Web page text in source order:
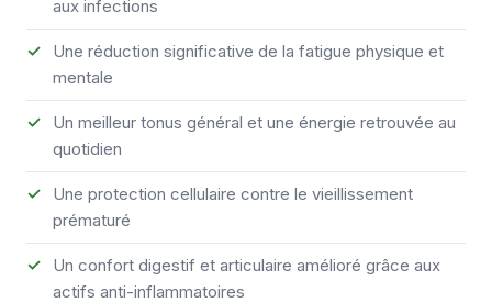
aux infections
Une réduction significative de la fatigue physique et
mentale
Un meilleur tonus général et une énergie retrouvée au
quotidien
Une protection cellulaire contre le vieillissement
prématuré
Un confort digestif et articulaire amélioré grâce aux
actifs anti-inflammatoires